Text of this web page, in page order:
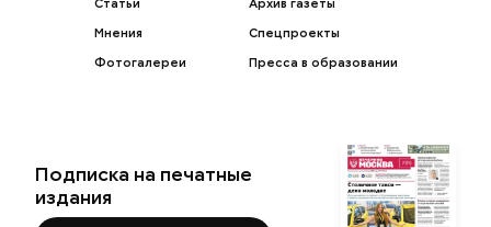
Статьи
Мнения
Фотогалереи
Архив газеты
Спецпроекты
Пресса в образовании
Подписка на печатные
издания